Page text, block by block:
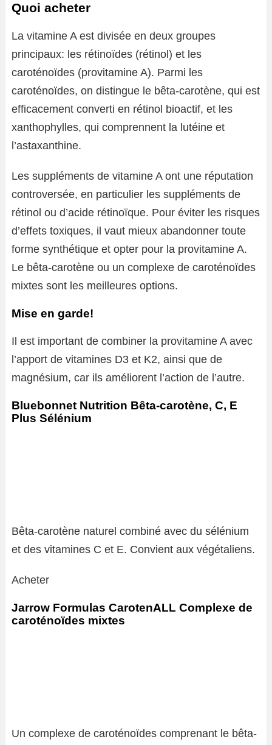
Quoi acheter
La vitamine A est divisée en deux groupes
principaux: les rétinoïdes (rétinol) et les
caroténoïdes (provitamine A). Parmi les
caroténoïdes, on distingue le bêta-carotène, qui est
efficacement converti en rétinol bioactif, et les
xanthophylles, qui comprennent la lutéine et
l’astaxanthine.
Les suppléments de vitamine A ont une réputation
controversée, en particulier les suppléments de
rétinol ou d’acide rétinoïque. Pour éviter les risques
d’effets toxiques, il vaut mieux abandonner toute
forme synthétique et opter pour la provitamine A.
Le bêta-carotène ou un complexe de caroténoïdes
mixtes sont les meilleures options.
Mise en garde!
Il est important de combiner la provitamine A avec
l’apport de vitamines D3 et K2, ainsi que de
magnésium, car ils améliorent l’action de l’autre.
Bluebonnet Nutrition Bêta-carotène, C, E
Plus Sélénium
Bêta-carotène naturel combiné avec du sélénium
et des vitamines C et E. Convient aux végétaliens.
Acheter
Jarrow Formulas CarotenALL Complexe de
caroténoïdes mixtes
Un complexe de caroténoïdes comprenant le bêta-